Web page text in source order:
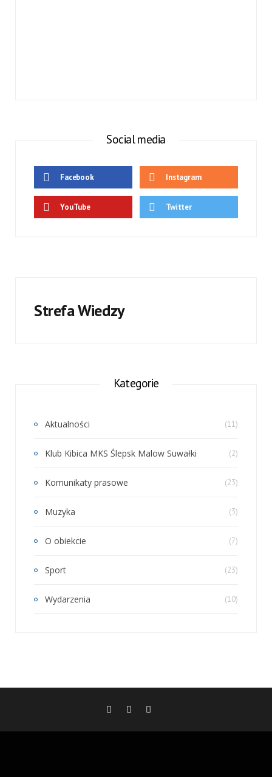
Social media
Facebook Instagram
YouTube Twitter
Strefa Wiedzy
Kategorie
Aktualności (11)
Klub Kibica MKS Ślepsk Malow Suwałki (2)
Komunikaty prasowe (23)
Muzyka (3)
O obiekcie (7)
Sport (23)
Wydarzenia (10)